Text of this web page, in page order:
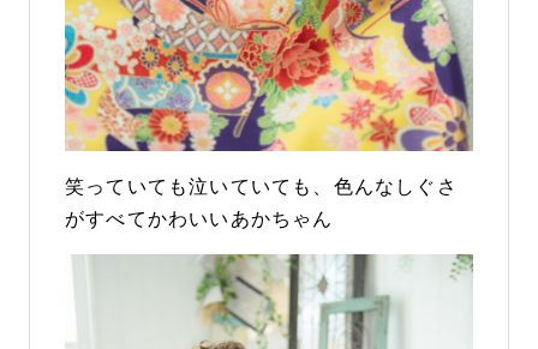
笑っていても泣いていても、色んなしぐさ
がすべてかわいいあかちゃん